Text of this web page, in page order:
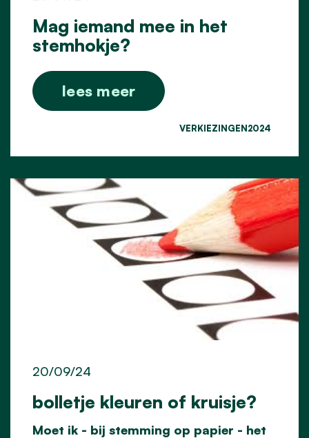
Mag iemand mee in het
stemhokje?
lees meer
VERKIEZINGEN2024
bolletje kleuren of kruisje?
20/09/24
Moet ik - bij stemming op papier - het